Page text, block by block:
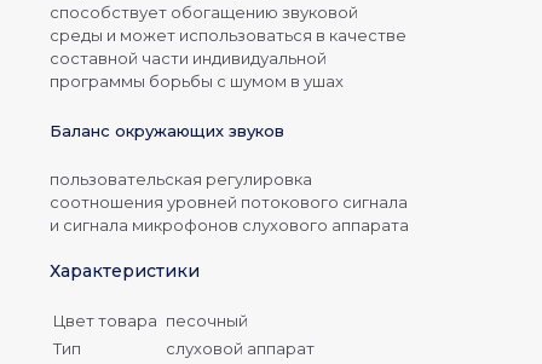
способствует обогащению звуковой
среды и может использоваться в качестве
составной части индивидуальной
программы борьбы с шумом в ушах
Баланс окружающих звуков
пользовательская регулировка
соотношения уровней потокового сигнала
и сигнала микрофонов слухового аппарата
Характеристики
Цвет товара песочный
Тип
слуховой аппарат